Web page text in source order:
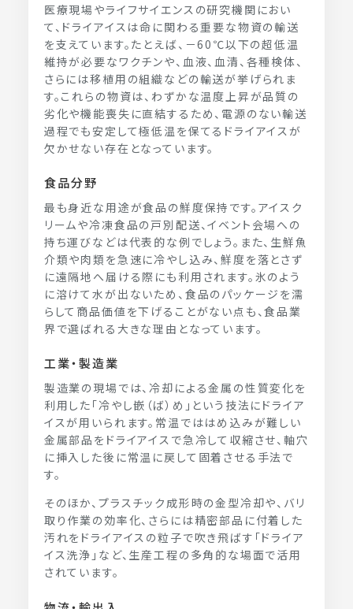
医療現場やライフサイエンスの研究機関におい
て、ドライアイスは命に関わる重要な物資の輸送
を支えています。たとえば、－60℃以下の超低温
維持が必要なワクチンや、血液、血清、各種検体、
さらには移植用の組織などの輸送が挙げられま
す。これらの物資は、わずかな温度上昇が品質の
劣化や機能喪失に直結するため、電源のない輸送
過程でも安定して極低温を保てるドライアイスが
欠かせない存在となっています。
食品分野
最も身近な用途が食品の鮮度保持です。アイスク
リームや冷凍食品の戸別配送、イベント会場への
持ち運びなどは代表的な例でしょう。また、生鮮魚
介類や肉類を急速に冷やし込み、鮮度を落とさず
に遠隔地へ届ける際にも利用されます。氷のよう
に溶けて水が出ないため、食品のパッケージを濡
らして商品価値を下げることがない点も、食品業
界で選ばれる大きな理由となっています。
工業・製造業
製造業の現場では、冷却による金属の性質変化を
利用した「冷やし嵌（ば）め」という技法にドライア
イスが用いられます。常温でははめ込みが難しい
金属部品をドライアイスで急冷して収縮させ、軸穴
に挿入した後に常温に戻して固着させる手法で
す。
そのほか、プラスチック成形時の金型冷却や、バリ
取り作業の効率化、さらには精密部品に付着した
汚れをドライアイスの粒子で吹き飛ばす「ドライア
イス洗浄」など、生産工程の多角的な場面で活用
されています。